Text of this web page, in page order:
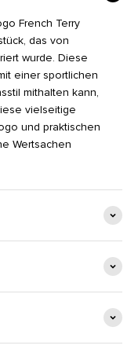
French Terry
das von
wurde. Diese
einer sportlichen
mithalten kann,
vielseitige
und praktischen
Wertsachen